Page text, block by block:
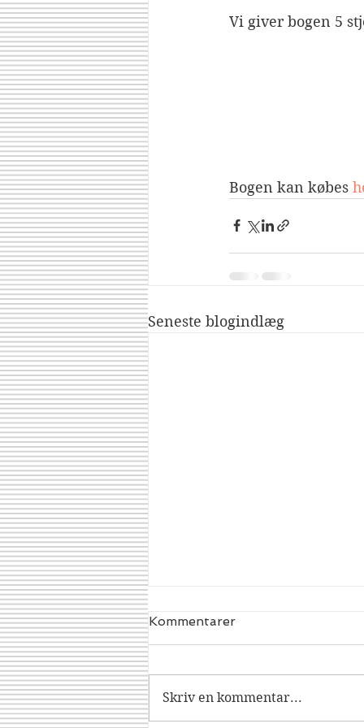
Vi giver bogen 5
Bogen kan købes
Seneste blogindlæg
Dracorex
Kommentarer
Skriv en kommentar...